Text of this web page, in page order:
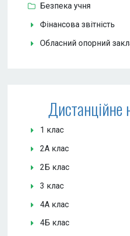
Безпека учня
Фінансова звітність
Обласний опорний
Дистанційне
1 клас
2А клас
2Б клас
3 клас
4А клас
4Б клас